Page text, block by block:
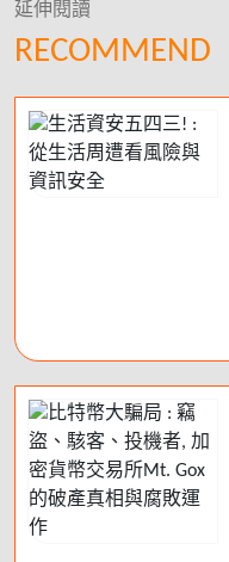
RECOMMEND
延伸閱讀